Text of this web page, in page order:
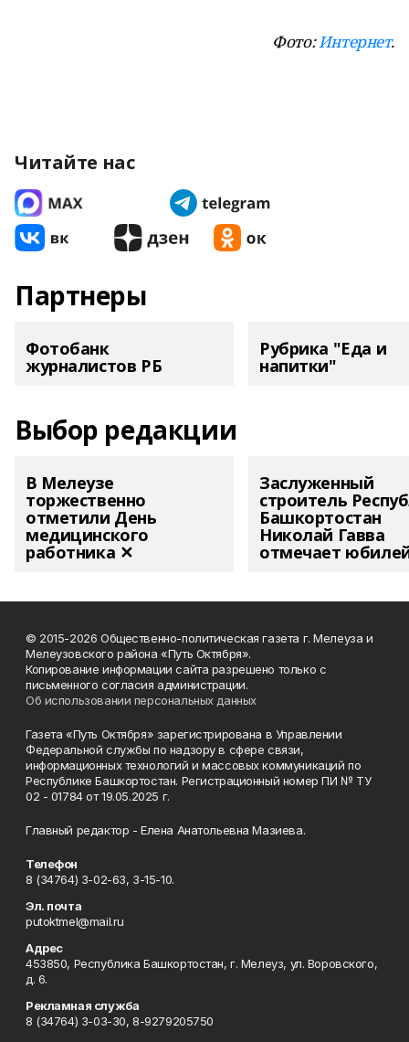
Фото:Интернет.
Читайте нас
Партнеры
Фотобанк
журналистов РБ
Рубрика "Еда и
напитки"
Выбор редакции
В Мелеузе
торжественно
отметили День
медицинского
работника ✕
Заслуженный
строитель
Башкортостан
Николай Гавва
отмечает
© 2015-2026 Общественно-политическая газета г. Мелеуза и
Мелеузовского района «Путь Октября».
Копирование информации сайта разрешено только с
письменного согласия администрации.
Об использовании персональных данных
Газета «Путь Октября» зарегистрирована в Управлении
Федеральной службы по надзору в сфере связи,
информационных технологий и массовых коммуникаций по
Республике Башкортостан. Регистрационный номер ПИ № ТУ
02 - 01784 от 19.05.2025 г.
Главный редактор - Елена Анатольевна Мазиева.
Телефон
8 (34764) 3-02-63, 3-15-10.
Эл. почта
putoktmel@mail.ru
Адрес
453850, Республика Башкортостан, г. Мелеуз, ул. Воровского,
д. 6.
Рекламная служба
8 (34764) 3-03-30, 8-9279205750